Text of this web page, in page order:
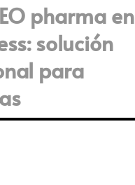
pharma en
solución
para